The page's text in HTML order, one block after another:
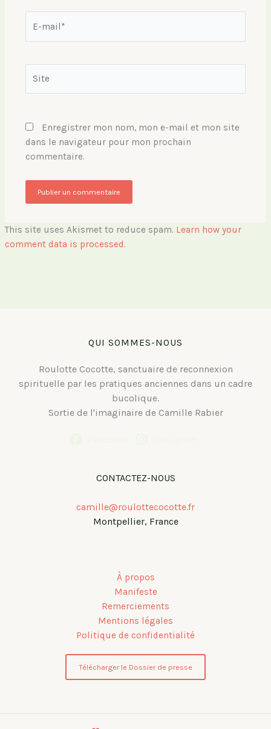
mail*
Enregistrer mon nom, mon e-mail et mon site
dans le navigateur pour mon prochain
commentaire.
This site uses Akismet to reduce spam. Learn how your
comment data is processed.
QUI SOMMES-NOUS
Roulotte Cocotte, sanctuaire de reconnexion
spirituelle par les pratiques anciennes dans un cadre
bucolique.
Sortie de l'imaginaire de Camille Rabier
CONTACTEZ-NOUS
camille@roulottecocotte.fr
Montpellier, France
À propos
Manifeste
Remerciements
Mentions légales
Politique de confidentialité
Télécharger le Dossier de presse